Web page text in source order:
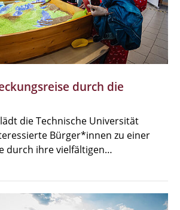
durch die
die Technische Universität
Bürger*innen zu einer
durch ihre vielfältigen…